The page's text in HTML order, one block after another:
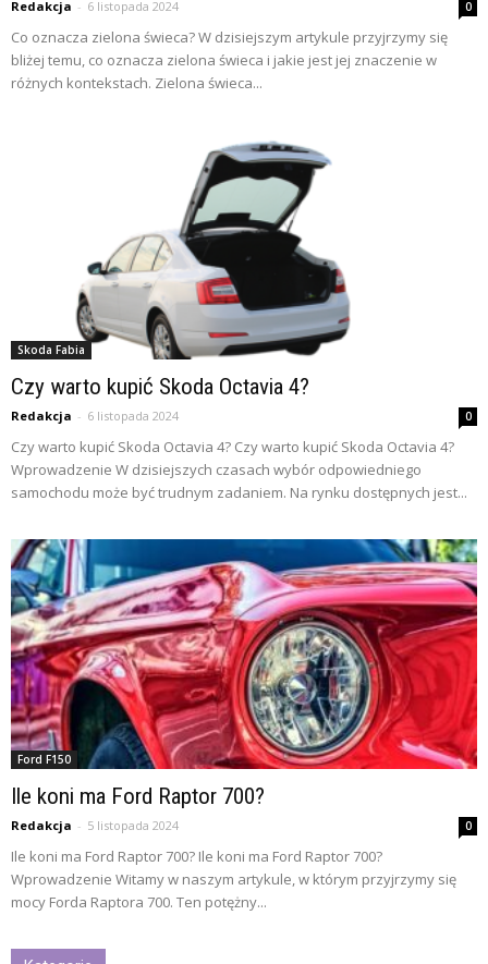
Redakcja - 6 listopada 2024 0
Co oznacza zielona świeca? W dzisiejszym artykule przyjrzymy się
bliżej temu, co oznacza zielona świeca i jakie jest jej znaczenie w
różnych kontekstach. Zielona świeca...
Skoda Fabia
Czy warto kupić Skoda Octavia 4?
Redakcja - 6 listopada 2024 0
Czy warto kupić Skoda Octavia 4? Czy warto kupić Skoda Octavia 4?
Wprowadzenie W dzisiejszych czasach wybór odpowiedniego
samochodu może być trudnym zadaniem. Na rynku dostępnych jest...
Ford F150
Ile koni ma Ford Raptor 700?
Redakcja - 5 listopada 2024 0
Ile koni ma Ford Raptor 700? Ile koni ma Ford Raptor 700?
Wprowadzenie Witamy w naszym artykule, w którym przyjrzymy się
mocy Forda Raptora 700. Ten potężny...